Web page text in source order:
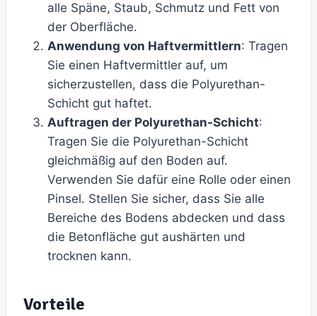
alle Späne, Staub, Schmutz und Fett von
der Oberfläche.
Anwendung von Haftvermittlern: Tragen
Sie einen Haftvermittler auf, um
sicherzustellen, dass die Polyurethan-
Schicht gut haftet.
Auftragen der Polyurethan-Schicht:
Tragen Sie die Polyurethan-Schicht
gleichmäßig auf den Boden auf.
Verwenden Sie dafür eine Rolle oder einen
Pinsel. Stellen Sie sicher, dass Sie alle
Bereiche des Bodens abdecken und dass
die Betonfläche gut aushärten und
trocknen kann.
Vorteile